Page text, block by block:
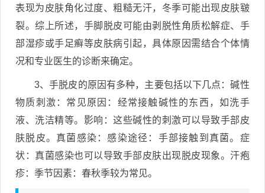
表现为皮肤角化过度、粗糙无汗，冬季可能出现皮肤皲
裂。综上所述，手脚脱皮可能由剥脱性角质松解症、手
部湿疹或手足癣等皮肤病引起，具体原因需结合个体情
况和专业医生的诊断来确定。
3、手脱皮的原因有多种，主要包括以下几点：碱性
物质刺激：常见原因：经常接触碱性的东西，如洗手
液、洗洁精等。影响：这些碱性的刺激可以导致手部皮
肤脱皮。真菌感染：感染途径：手部接触到真菌。症
状：真菌感染也可以导致手部皮肤出现脱皮现象。汗疱
疹：季节因素：春秋季较为常见。